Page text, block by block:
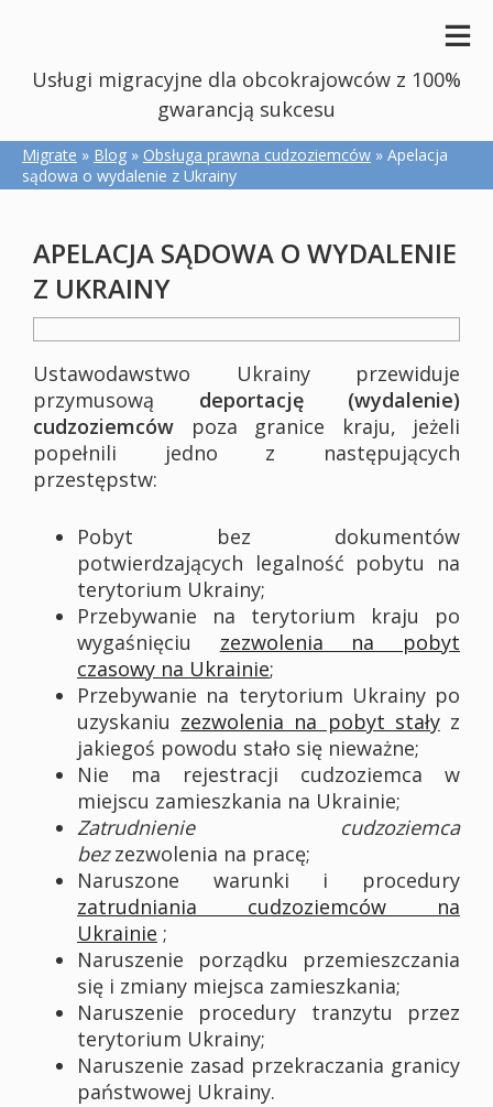
Usługi migracyjne dla obcokrajowców z 100%
gwarancją sukcesu
Migrate » Blog » Obsługa prawna cudzoziemców » Apelacja
sądowa o wydalenie z Ukrainy
APELACJA SĄDOWA O WYDALENIE
Z UKRAINY
Ustawodawstwo Ukrainy przewiduje
przymusową deportację (wydalenie)
cudzoziemców poza granice kraju, jeżeli
popełnili jedno z następujących
przestępstw:
Pobyt bez dokumentów
potwierdzających legalność pobytu na
terytorium Ukrainy;
Przebywanie na terytorium kraju po
wygaśnięciu zezwolenia na pobyt
czasowy na Ukrainie;
Przebywanie na terytorium Ukrainy po
uzyskaniu zezwolenia na pobyt stałyz
jakiegoś powodu stało się nieważne;
Nie ma rejestracji cudzoziemca w
miejscu zamieszkania na Ukrainie;
Zatrudnienie cudzoziemca
bezzezwolenia na pracę;
Naruszone warunki i procedury
zatrudniania cudzoziemców na
Ukrainie ;
Naruszenie porządku przemieszczania
się i zmiany miejsca zamieszkania;
Naruszenie procedury tranzytu przez
terytorium Ukrainy;
Naruszenie zasad przekraczania granicy
państwowej Ukrainy.